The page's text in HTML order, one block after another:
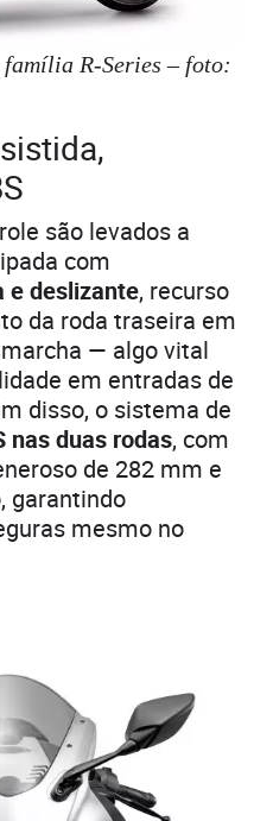
família R-Series – foto:
são levados a
com
e deslizante, recurso
da roda traseira em
— algo vital
em entradas de
disso, o sistema de
nas duas rodas, com
de 282 mm e
garantindo
mesmo no